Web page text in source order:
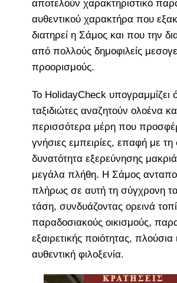
αποτελούν χαρακτηριστικό
αυθεντικού χαρακτήρα που
διατηρεί η Σάμος και που την
από πολλούς δημοφιλείς
προορισμούς.
Το HolidayCheck υπογραμμίζει
ταξιδιώτες αναζητούν ολοένα
περισσότερα μέρη που
γνήσιες εμπειρίες, επαφή με τη
δυνατότητα εξερεύνησης
μεγάλα πλήθη. Η Σάμος
πλήρως σε αυτή τη σύγχρονη
τάση, συνδυάζοντας ορεινά
παραδοσιακούς οικισμούς,
εξαιρετικής ποιότητας, πλούσια
αυθεντική φιλοξενία.